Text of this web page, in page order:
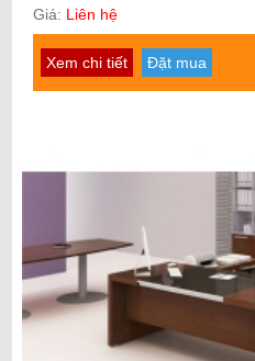
Giá: Liên hệ
Xem chi tiết Đặt mua